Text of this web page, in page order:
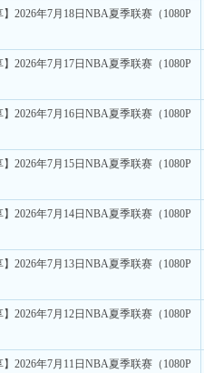
】2026年7月18日NBA夏季联赛（1080P
】2026年7月17日NBA夏季联赛（1080P
】2026年7月16日NBA夏季联赛（1080P
】2026年7月15日NBA夏季联赛（1080P
】2026年7月14日NBA夏季联赛（1080P
】2026年7月13日NBA夏季联赛（1080P
】2026年7月12日NBA夏季联赛（1080P
】2026年7月11日NBA夏季联赛（1080P